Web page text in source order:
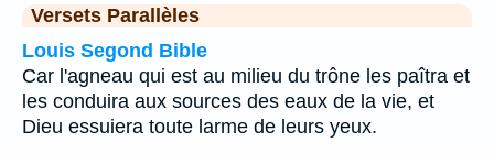
Versets Parallèles
Louis Segond Bible
Car l'agneau qui est au milieu du trône les paîtra et
les conduira aux sources des eaux de la vie, et
Dieu essuiera toute larme de leurs yeux.